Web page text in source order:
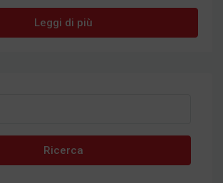
Leggi di più
Ricerca